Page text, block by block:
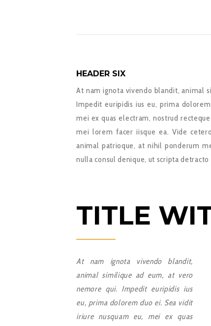
HEADER SIX
At nam ignota vivendo blandit, animal
Impedit euripidis ius eu, prima
mei ex quas electram, nostrud
mei lorem facer iisque ea. Vide
animal patrioque, at nihil ponderum
nulla consul denique, ut scripta detracto
TITLE
At nam ignota vivendo blandit,
animal similique ad eum, at vero
nemore qui. Impedit euripidis ius
eu, prima dolorem duo ei. Sea vidit
iriure nusquam eu, mei ex quas